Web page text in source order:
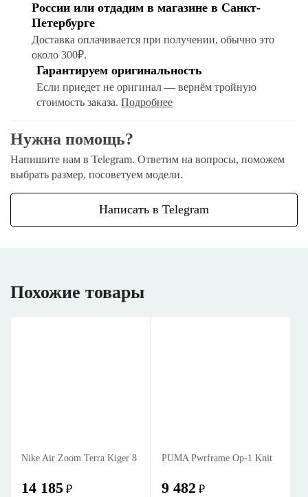
России или отдадим в магазине в Санкт-
Петербурге
Доставка оплачивается при получении, обычно это
около 300₽.
Гарантируем оригинальность
Если приедет не оригинал — вернём тройную
стоимость заказа.Подробнее
Нужна помощь?
Напишите нам в Telegram. Ответим на вопросы, поможем
выбрать размер, посоветуем модели.
Написать в Telegram
Похожие товары
Nike Air Zoom Terra Kiger 8
14 185 ₽
PUMA Pwrframe Op-1 Knit
9 482 ₽